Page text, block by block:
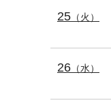
25 （火）
26 （水）